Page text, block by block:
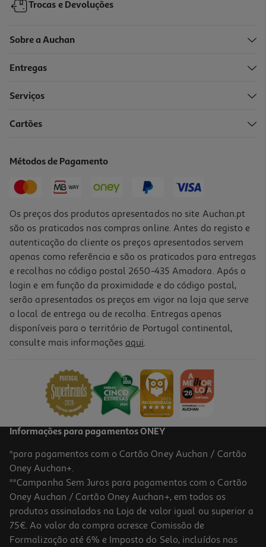
Trocas e Devoluções
Sobre a Auchan
Entregas
Serviços
Cartões
Métodos de Pagamento
Os preços dos produtos apresentados no site Auchan.pt
são os praticados nas compras online. Antes do registo e
autenticação do cliente os preços apresentados servem
apenas como referência e são os praticados para entregas
e recolhas no código postal 2650-435 Amadora. Após o
login e em função da proximidade e do código postal,
serão apresentados os preços em vigor na loja que serve
o local de entrega ou de recolha. Entregas apenas
disponíveis para o território de Portugal continental,
consulte mais informações aqui.
Informações para pagamentos ONEY
*para pagamentos com o Cartão Oney Auchan / Cartão
Oney Auchan+.
**Campanha Sem Juros para pagamentos com o Cartão
Oney Auchan / Cartão Oney Auchan+, em todos os
produtos assinalados na Loja de valor igual ou superior a
75€. Ao valor da compra acresce Comissão de
Formalização até 6% e Imposto do Selo, incluídos nas